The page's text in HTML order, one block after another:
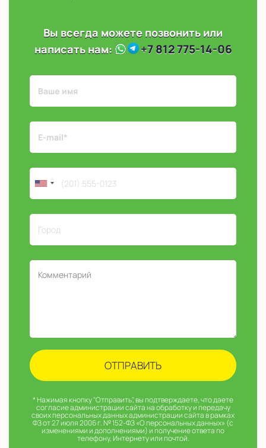
Вы всегда можете позвонить или
написать нам:
+7 812 775-14-06
* Нажимая кнопку "Отправить", вы подтверждаете, что даете
согласие администрации сайта на обработку и передачу
своих персональных данных администрации сайта в рамках
ФЗ от 27 июля 2006 г. № 152-ФЗ «О персональных данных» (с
изменениями и дополнениями) и получение ответа по
телефону, Интернету или почтой.